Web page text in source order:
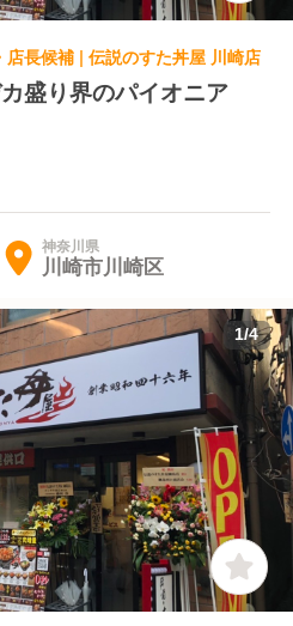
長候補 | 伝説のすた丼屋 川崎店
カ盛り界のパイオニア
神奈川県
川崎市川崎区
1/4